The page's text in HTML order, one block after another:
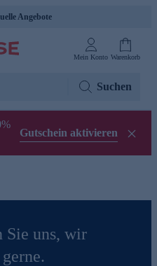
Angebote
Mein Konto Warenkorb
Suchen
Gutschein aktivieren
Sie uns, wir